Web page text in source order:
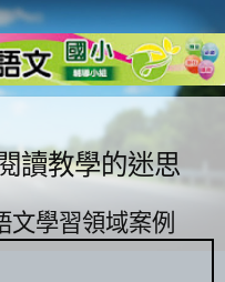
讀教學的迷思
文學習領域案例